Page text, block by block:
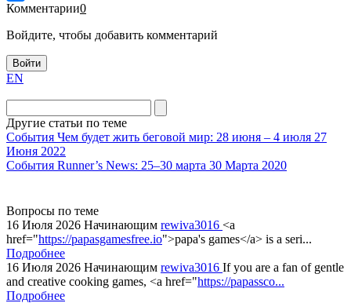
Комментарии0
Войдите, чтобы добавить комментарий
Войти
EN
Другие статьи по теме
События Чем будет жить беговой мир: 28 июня – 4 июля 27
Июня 2022
События Runner’s News: 25–30 марта 30 Марта 2020
Вопросы по теме
16 Июля 2026 Начинающим rewiva3016 <a
href="https://papasgamesfree.io">papa's games</a> is a seri...
Подробнее
16 Июля 2026 Начинающим rewiva3016 If you are a fan of gentle
and creative cooking games, <a href="https://papassco...
Подробнее